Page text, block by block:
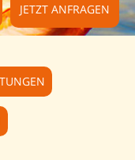
JETZT ANFRAGEN